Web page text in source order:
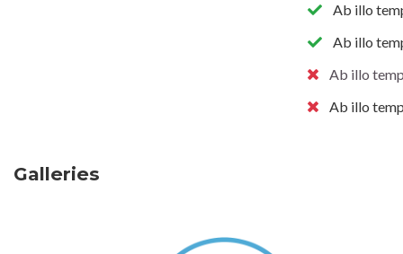
Ab illo
Ab illo
Ab illo
Ab illo
Galleries